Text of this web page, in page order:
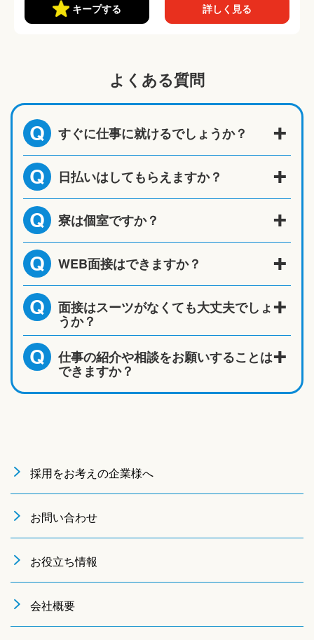
キープする 詳しく見る
よくある質問
Q すぐに仕事に就けるでしょうか？
Q 日払いはしてもらえますか？
Q 寮は個室ですか？
Q WEB面接はできますか？
Q 面接はスーツがなくても大丈夫でしょ
うか？
Q 仕事の紹介や相談をお願いすることは
できますか？
採用をお考えの企業様へ
お問い合わせ
お役立ち情報
会社概要